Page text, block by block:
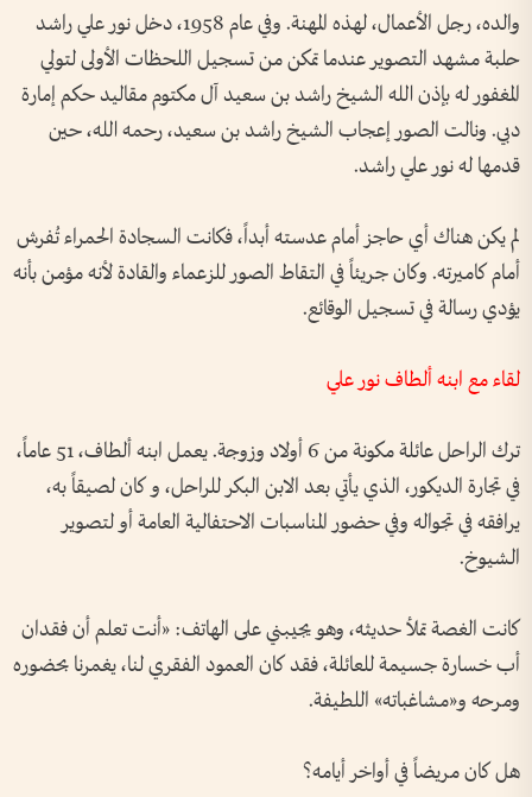
والده، رجل الأعمال، لهذه المهنة. وفي عام 1958، دخل نور علي راشد
حلبة مشهد التصوير عندما تمكن من تسجيل اللحظات الأولى لتولي
المغفور له بإذن الله الشيخ راشد بن سعيد آل مكتوم مقاليد حكم إمارة
دبي. ونالت الصور إعجاب الشيخ راشد بن سعيد، رحمه الله، حين
قدمها له نور علي راشد.
لم يكن هناك أي حاجز أمام عدسته أبداً، فكانت السجادة الحمراء تُفرش
أمام كاميرته. وكان جريئاً في التقاط الصور للزعماء والقادة لأنه مؤمن بأنه
يؤدي رسالة في تسجيل الوقائع.
لقاء مع ابنه ألطاف نور علي
ترك الراحل عائلة مكونة من 6 أولاد وزوجة. يعمل ابنه ألطاف، 51 عاماً،
في تجارة الديكور، الذي يأتي بعد الابن البكر للراحل، و كان لصيقاً به،
يرافقه في تجواله وفي حضور المناسبات الاحتفالية العامة أو لتصوير
الشيوخ.
كانت الغصة تملأ حديثه، وهو يجيبني على الهاتف: «أنت تعلم أن فقدان
أب خسارة جسيمة للعائلة، فقد كان العمود الفقري لنا، يغمرنا بحضوره
ومرحه و«مشاغباته» اللطيفة.
هل كان مريضاً في أواخر أيامه؟